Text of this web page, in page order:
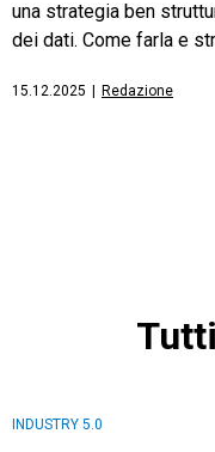
una strategia ben
dei dati. Come farla e
15.12.2025 Redazione
INDUSTRY 5.0